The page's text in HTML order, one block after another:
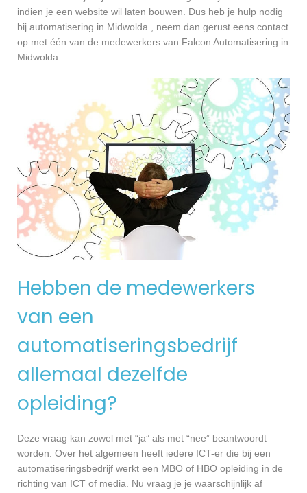
indien je een website wil laten bouwen. Dus heb je hulp nodig
bij automatisering in Midwolda , neem dan gerust eens contact
op met één van de medewerkers van Falcon Automatisering in
Midwolda.
Hebben de medewerkers
van een
automatiseringsbedrijf
allemaal dezelfde
opleiding?
Deze vraag kan zowel met “ja” als met “nee” beantwoordt
worden. Over het algemeen heeft iedere ICT-er die bij een
automatiseringsbedrijf werkt een MBO of HBO opleiding in de
richting van ICT of media. Nu vraag je je waarschijnlijk af